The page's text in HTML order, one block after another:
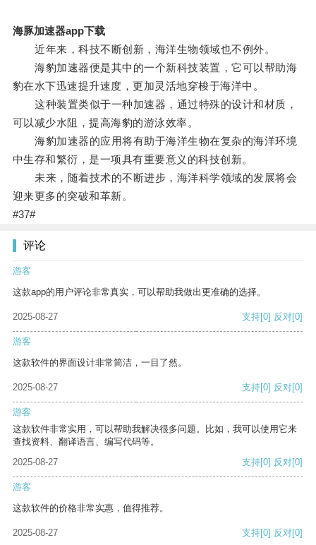
海豚加速器app下载
近年来，科技不断创新，海洋生物领域也不例外。
海豹加速器便是其中的一个新科技装置，它可以帮助海
豹在水下迅速提升速度，更加灵活地穿梭于海洋中。
这种装置类似于一种加速器，通过特殊的设计和材质，
可以减少水阻，提高海豹的游泳效率。
海豹加速器的应用将有助于海洋生物在复杂的海洋环境
中生存和繁衍，是一项具有重要意义的科技创新。
未来，随着技术的不断进步，海洋科学领域的发展将会
迎来更多的突破和革新。
#37#
评论
游客
这款app的用户评论非常真实，可以帮助我做出更准确的选择。
2025-08-27 支持[0] 反对[0]
游客
这款软件的界面设计非常简洁，一目了然。
2025-08-27 支持[0] 反对[0]
游客
这款软件非常实用，可以帮助我解决很多问题。比如，我可以使用它来
查找资料、翻译语言、编写代码等。
2025-08-27
支持[0] 反对[0]
游客
这款软件的价格非常实惠，值得推荐。
2025-08-27 支持[0] 反对[0]